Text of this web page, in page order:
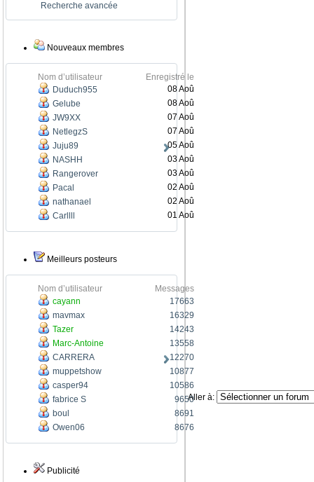
Recherche avancée
Nouveaux membres
Nom d’utilisateur
Enregistré le
Duduch955
08 Aoû
Gelube
08 Aoû
JW9XX
07 Aoû
NetlegzS
07 Aoû
Juju89
05 Aoû
NASHH
03 Aoû
Rangerover
03 Aoû
Pacal
02 Aoû
nathanael
02 Aoû
Carllll
01 Aoû
Meilleurs posteurs
Nom d’utilisateur
Messages
cayann
17663
mavmax
16329
Tazer
14243
Marc-Antoine
13558
CARRERA
12270
muppetshow
10877
casper94
10586
fabrice S
9650
boul
8691
Owen06
8676
Publicité
Aller à: